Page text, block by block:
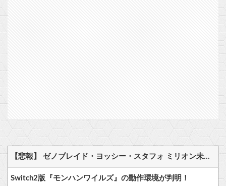
【悲報】 ゼノブレイド・ヨッシー・スタフォ ミリオン未達・・・
Switch2版『モンハンワイルズ』の動作環境が判明！